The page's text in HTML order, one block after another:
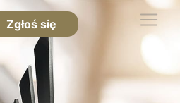
Zgłoś się